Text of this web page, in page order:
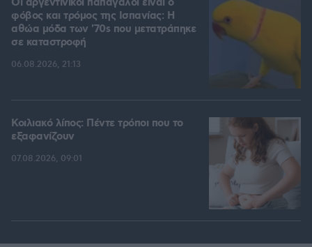
Οι αργεντίνικοι παπαγάλοι είναι ο
φόβος και τρόμος της Ισπανίας: Η
αθώα μόδα των '70s που μετατράπηκε
σε καταστροφή
06.08.2026, 21:13
Κοιλιακό λίπος: Πέντε τρόποι που το
εξαφανίζουν
07.08.2026, 09:01